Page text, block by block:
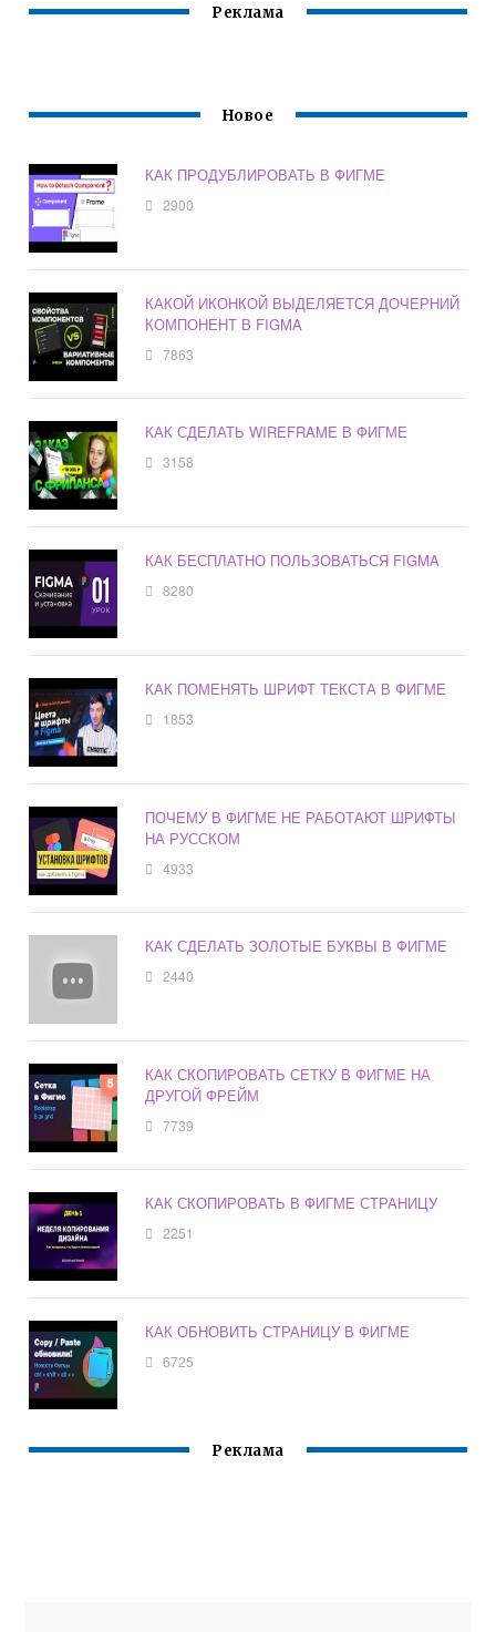
Реклама
Новое
КАК ПРОДУБЛИРОВАТЬ В ФИГМЕ
2900
КАКОЙ ИКОНКОЙ ВЫДЕЛЯЕТСЯ ДОЧЕРНИЙ
КОМПОНЕНТ В FIGMA
7863
КАК СДЕЛАТЬ WIREFRAME В ФИГМЕ
3158
КАК БЕСПЛАТНО ПОЛЬЗОВАТЬСЯ FIGMA
8280
КАК ПОМЕНЯТЬ ШРИФТ ТЕКСТА В ФИГМЕ
1853
ПОЧЕМУ В ФИГМЕ НЕ РАБОТАЮТ ШРИФТЫ
НА РУССКОМ
4933
КАК СДЕЛАТЬ ЗОЛОТЫЕ БУКВЫ В ФИГМЕ
2440
КАК СКОПИРОВАТЬ СЕТКУ В ФИГМЕ НА
ДРУГОЙ ФРЕЙМ
7739
КАК СКОПИРОВАТЬ В ФИГМЕ СТРАНИЦУ
2251
КАК ОБНОВИТЬ СТРАНИЦУ В ФИГМЕ
6725
Реклама